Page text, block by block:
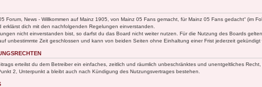
Forum, News - Willkommen auf Mainz 1905, von Mainz 05 Fans gemacht, für Mainz 05 Fans gedacht“ (im
erklärst dich mit den nachfolgenden Regelungen einverstanden.
nicht einverstanden bist, so darfst du das Board nicht weiter nutzen. Für die Nutzung des Boards
unbestimmte Zeit geschlossen und kann von beiden Seiten ohne Einhaltung einer Frist jederzeit gekündigt
erteilst du dem Betreiber ein einfaches, zeitlich und räumlich unbeschränktes und unentgeltliches
2, Unterpunkt a bleibt auch nach Kündigung des Nutzungsvertrages bestehen.